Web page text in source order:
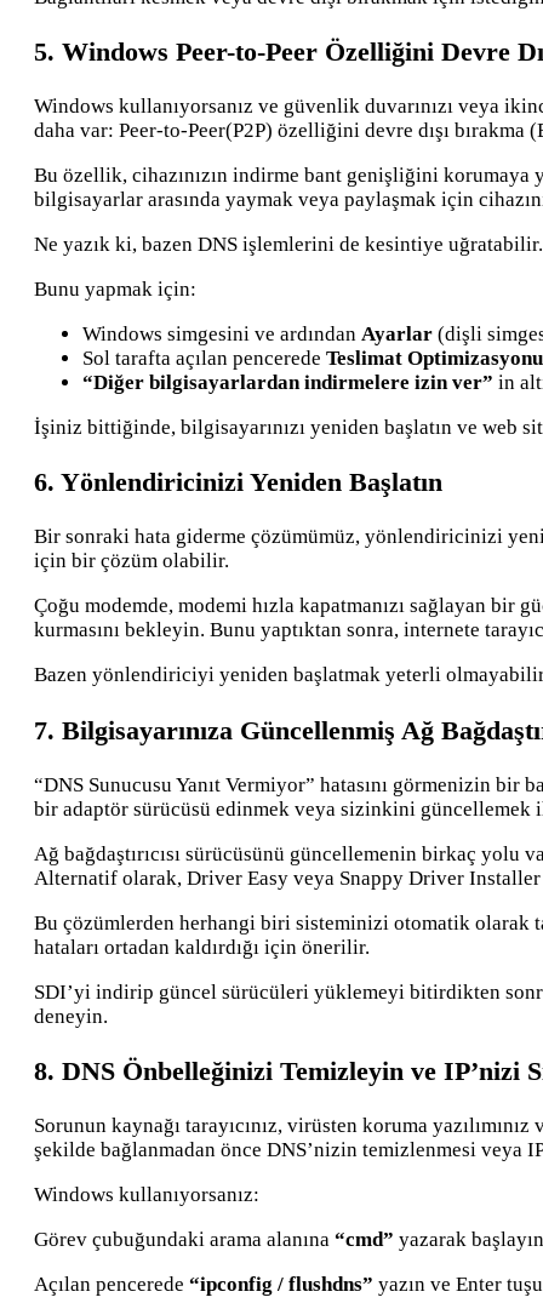
5. Windows Peer-to-Peer Özelliğini Devre
Windows kullanıyorsanız ve güvenlik duvarınızı veya
daha var: Peer-to-Peer(P2P) özelliğini devre dışı
Bu özellik, cihazınızın indirme bant genişliğini korumaya
bilgisayarlar arasında yaymak veya paylaşmak için
Ne yazık ki, bazen DNS işlemlerini de kesintiye uğratabilir.
Bunu yapmak için:
Windows simgesini ve ardından Ayarlar (dişli
Sol tarafta açılan pencerede Teslimat Optimizasyonu
“Diğer bilgisayarlardan indirmelere izin ver” in
İşiniz bittiğinde, bilgisayarınızı yeniden başlatın ve web
6. Yönlendiricinizi Yeniden Başlatın
Bir sonraki hata giderme çözümümüz, yönlendiricinizi
için bir çözüm olabilir.
Çoğu modemde, modemi hızla kapatmanızı sağlayan bir
kurmasını bekleyin. Bunu yaptıktan sonra, internete
Bazen yönlendiriciyi yeniden başlatmak yeterli
7. Bilgisayarınıza Güncellenmiş Ağ
“DNS Sunucusu Yanıt Vermiyor” hatasını görmenizin bir
bir adaptör sürücüsü edinmek veya sizinkini güncellemek
Ağ bağdaştırıcısı sürücüsünü güncellemenin birkaç yolu
Alternatif olarak, Driver Easy veya Snappy Driver
Bu çözümlerden herhangi biri sisteminizi otomatik olarak
hataları ortadan kaldırdığı için önerilir.
SDI’yi indirip güncel sürücüleri yüklemeyi bitirdikten
deneyin.
8. DNS Önbelleğinizi Temizleyin ve IP’nizi
Sorunun kaynağı tarayıcınız, virüsten koruma
şekilde bağlanmadan önce DNS’nizin temizlenmesi veya
Windows kullanıyorsanız:
Görev çubuğundaki arama alanına “cmd” yazarak
Açılan pencerede “ipconfig / flushdns” yazın ve Enter